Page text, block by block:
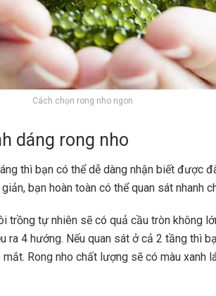
Cách chọn rong nho ngon
dáng rong nho
thì bạn có thể dễ dàng nhận biết được
bạn hoàn toàn có thể quan sát nhanh
trồng tự nhiên sẽ có quả cầu tròn không
ra 4 hướng. Nếu quan sát ở cả 2 tầng thì
Rong nho chất lượng sẽ có màu xanh